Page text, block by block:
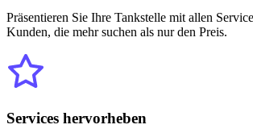
Präsentieren Sie Ihre Tankstelle mit allen
Kunden, die mehr suchen als nur den Preis.
Services hervorheben